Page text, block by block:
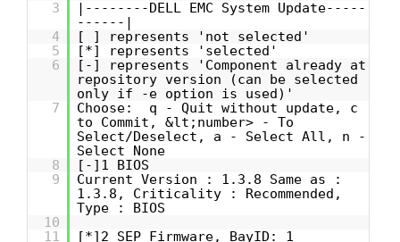
3
|--------DELL EMC System Update-----
------|
4
[ ] represents 'not selected'
5
[*] represents 'selected'
6
[-] represents 'Component already at
repository version (can be selected
only if -e option is used)'
7
Choose: q - Quit without update, c
to Commit, &lt;number> - To
Select/Deselect, a - Select All, n -
Select None
8
[-]1 BIOS
9
Current Version : 1.3.8 Same as :
1.3.8, Criticality : Recommended,
Type : BIOS
10
11
[*]2 SEP Firmware, BayID: 1